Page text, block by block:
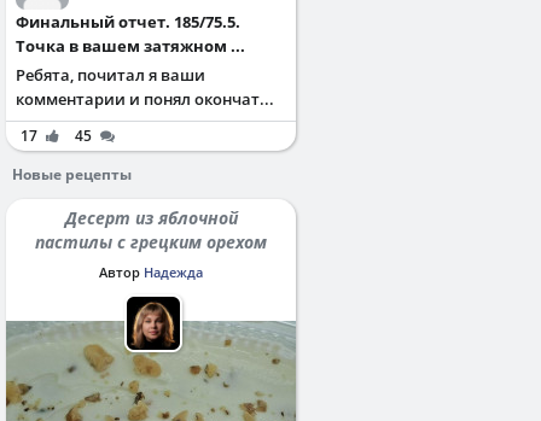
Финальный отчет. 185/75.5.
Точка в вашем затяжном ...
Ребята, почитал я ваши
комментарии и понял окончат...
17
45
Новые рецепты
Десерт из яблочной
пастилы с грецким орехом
Автор Надежда